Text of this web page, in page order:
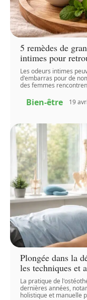
5 remèdes de
intimes pour
Les odeurs intimes
d'embarras pour de
des femmes
Bien-être 19
Plongée dans la
les techniques et
La pratique de
dernières années,
holistique et manuelle